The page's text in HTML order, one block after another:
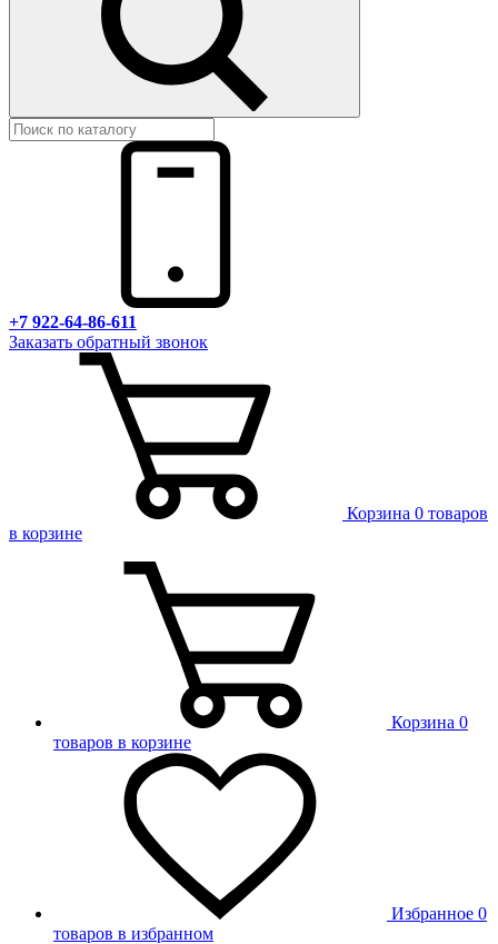
+7 922-64-86-611
Заказать обратный звонок
Корзина 0 товаров
в корзине
Корзина 0
товаров в корзине
Избранное 0
товаров в избранном